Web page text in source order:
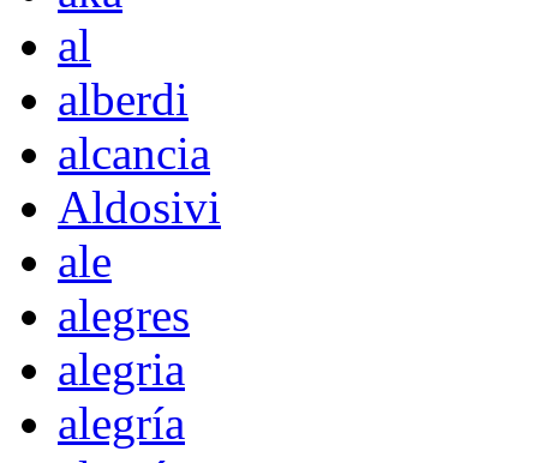
al
alberdi
alcancia
Aldosivi
ale
alegres
alegria
alegría